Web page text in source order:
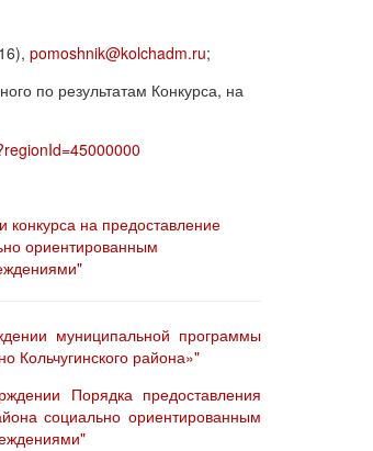
pomoshnik@kolchadm.ru;
по результатам Конкурса, на
на предоставление
ориентированным
муниципальной программы
Кольчугинского района»"
Порядка предоставления
социально ориентированным